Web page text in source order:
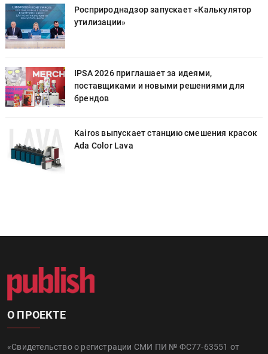
Росприроднадзор запускает «Калькулятор
утилизации»
IPSA 2026 приглашает за идеями,
поставщиками и новыми решениями для
брендов
Kairos выпускает станцию смешения красок
Ada Color Lava
О ПРОЕКТЕ
«Свидетельство о регистрации СМИ ПИ № ФС77-63551 от